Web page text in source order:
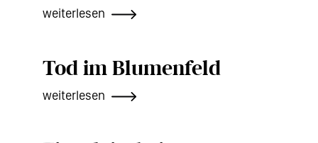
weiterlesen
Tod im Blumenfeld
weiterlesen